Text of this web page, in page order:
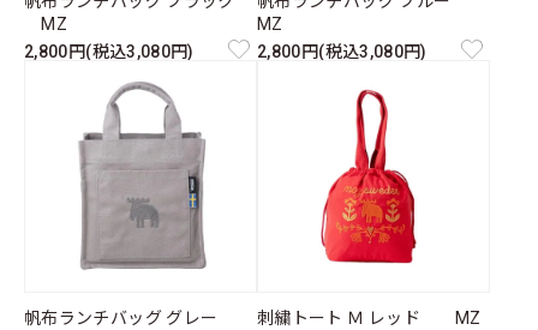
MZ
2,800円(税込3,080円)
MZ
2,800円(税込3,080円)
帆布ランチバッグ グレー
刺繍トート Ｍ レッド MZ